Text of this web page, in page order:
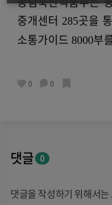
중개센터 285곳을
소통가이드 8000부
0 0
댓글 0
댓글을 작성하기 위해서